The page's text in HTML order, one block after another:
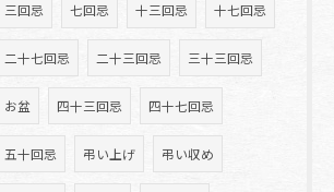
三回忌 七回忌 十三回忌 十七回忌
二十七回忌 二十三回忌 三十三回忌
お盆 四十三回忌 四十七回忌
五十回忌 弔い上げ 弔い収め